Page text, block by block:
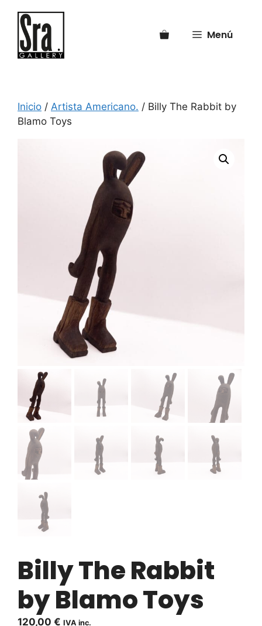
contenido
Menú
Inicio / Artista Americano. / Billy The Rabbit by
Blamo Toys
Billy The Rabbit
by Blamo Toys
120,00 € IVA inc.